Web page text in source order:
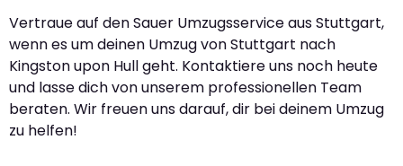
Vertraue auf den Sauer Umzugsservice aus Stuttgart,
wenn es um deinen Umzug von Stuttgart nach
Kingston upon Hull geht. Kontaktiere uns noch heute
und lasse dich von unserem professionellen Team
beraten. Wir freuen uns darauf, dir bei deinem Umzug
zu helfen!